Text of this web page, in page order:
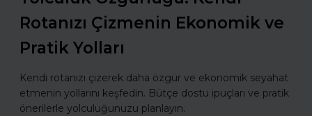
Rotanızı Çizmenin Ekonomik ve
Pratik Yolları
Kendi rotanızı çizerek daha özgür ve ekonomik seyahat
etmenin yollarını keşfedin. Bütçe dostu ipuçları ve pratik
önerilerle yolculuğunuzu planlayın.